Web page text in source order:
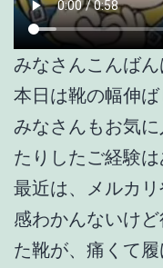
みなさんこんば
本日は靴の幅伸
みなさんもお気
たりしたご経験
最近は、メルカ
感わかんないけ
た靴が、痛くて